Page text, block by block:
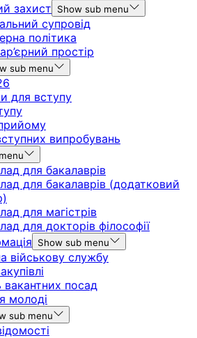
захист
Show sub menu
супровід
політика
простір
sub menu
для вступу
випробувань
для бакалаврів
для бакалаврів (додатковий
для магістрів
для докторів філософії
Show sub menu
військову службу
вакантних посад
молоді
sub menu